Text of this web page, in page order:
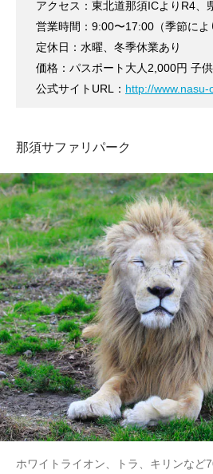
アクセス：東北道那須ICよりR4、
営業時間：9:00〜17:00（季節によ
定休日：水曜、冬季休業あり
価格：パスポート大人2,000円 子
公式サイトURL： http://www.nasu-
那須サファリパーク
ホワイトライオン、トラ、キリンなど